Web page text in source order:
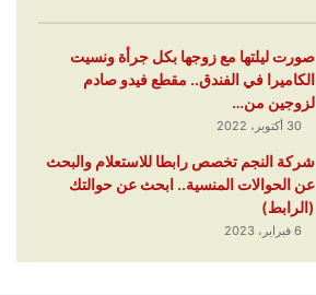
صورت ليلتها مع زوجها بكل جرأة ونسيت
الكاميرا في الفندق.. مقطع فيدو صادم
لزوجين من…
30 أكتوبر، 2022
شركة النجم تخصص رابطا للاستعلام والبحث
عن الحوالات المنسية.. ابحث عن حوالتك
(الرابط)
6 فبراير، 2023